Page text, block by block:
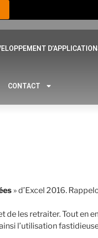
CONTACT
» d’Excel 2016.
de les retraiter. Tout en
l’utilisation